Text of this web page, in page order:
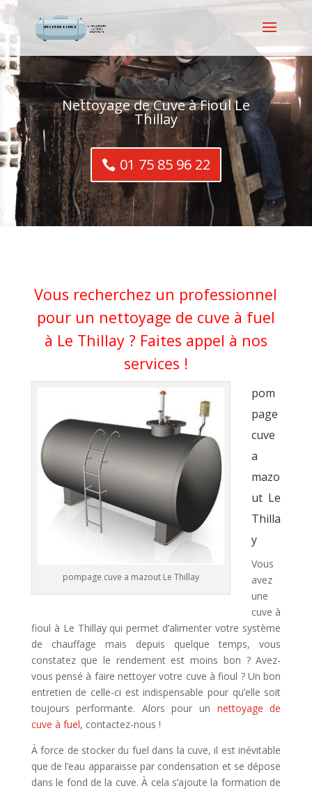
Nettoyage de Cuve à Fioul Le
Thillay
01 75 85 96 22
Vous recherchez un professionnel
pour un nettoyage de cuve à fuel
à Le Thillay ? Faites appel à nos
services !
pompage cuve a mazout Le Thillay
pom
page
cuve
a
mazo
ut Le
Thilla
y
Vous
avez
une
cuve à
fioul à Le Thillay qui permet d’alimenter votre système
de chauffage mais depuis quelque temps, vous
constatez que le rendement est moins bon ? Avez-
vous pensé à faire nettoyer votre cuve à fioul ? Un bon
entretien de celle-ci est indispensable pour qu’elle soit
toujours performante. Alors pour un nettoyage de
cuve à fuel, contactez-nous !
À force de stocker du fuel dans la cuve, il est inévitable
que de l’eau apparaisse par condensation et se dépose
dans le fond de la cuve. À cela s’ajoute la formation de